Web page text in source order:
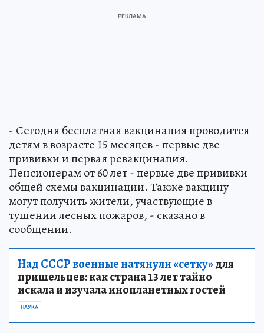
- Сегодня бесплатная вакцинация проводится
детям в возрасте 15 месяцев - первые две
прививки и первая ревакцинация.
Пенсионерам от 60 лет - первые две прививки
общей схемы вакцинации. Также вакцину
могут получить жители, участвующие в
тушении лесных пожаров, - сказано в
сообщении.
Над СССР военные натянули «сетку»для
пришельцев: как страна 13 лет тайно
искала и изучала инопланетных гостей
НАУКА